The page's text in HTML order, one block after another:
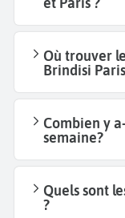
Où trouver
Brindisi
Combien y
semaine?
Quels sont
?